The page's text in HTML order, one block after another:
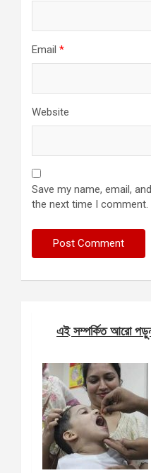
Email *
Website
Save my name, email,
the next time I comment.
এই সম্পর্কিত আরো